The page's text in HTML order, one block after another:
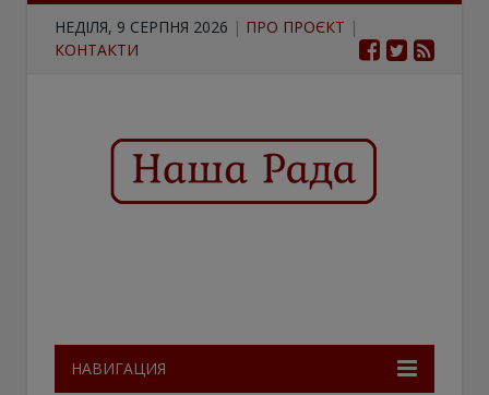
НЕДІЛЯ, 9 СЕРПНЯ 2026 | ПРО ПРОЄКТ |
КОНТАКТИ
НАВИГАЦИЯ